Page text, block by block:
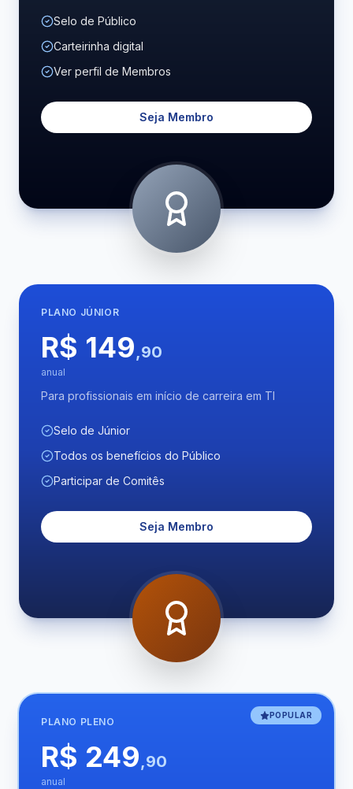
Selo de Público
Carteirinha digital
Ver perfil de Membros
Seja Membro
PLANO JÚNIOR
R$ 149,90
anual
Para profissionais em início de carreira em TI
Selo de Júnior
Todos os benefícios do Público
Participar de Comitês
Seja Membro
POPULAR
PLANO PLENO
R$ 249,90
anual